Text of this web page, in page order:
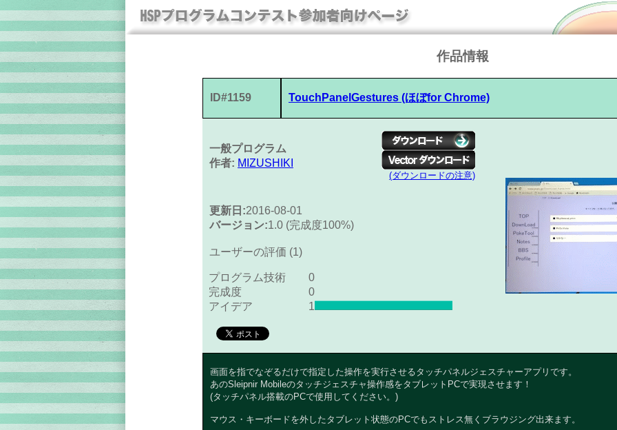
作品情報
ID#1159 TouchPanelGestures (ほぼfor Chrome)
一般プログラム
作者: MIZUSHIKI
(ダウンロードの注意)
更新日:2016-08-01
バージョン:1.0 (完成度100%)
ユーザーの評価 (1)
プログラム技術
0
完成度
0
アイデア
1
画面を指でなぞるだけで指定した操作を実行させるタッチパネルジェスチャーアプリです。
あのSleipnir Mobileのタッチジェスチャ操作感をタブレットPCで実現させます！
(タッチパネル搭載のPCで使用してください。)
マウス・キーボードを外したタブレット状態のPCでもストレス無くブラウジング出来ます。